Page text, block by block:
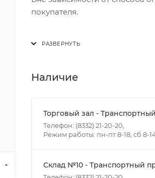
покупателя.
Итоговая стоимость доставки
- количества торговых точек
Границы доставки в черте
• Ленина - 65 лет победы
• Московская - Ульяновская
Наличие
Торговый зал -
Телефон: (8332) 21-20-20,
Режим работы: пн-пт 8-18, сб 8-
Склад №10 - Транспортный